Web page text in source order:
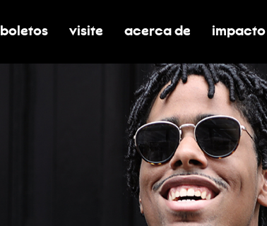
alternar submenú de boletos
boletos alternar submenú de visite
visite alternar submenú de
acerca de activar/